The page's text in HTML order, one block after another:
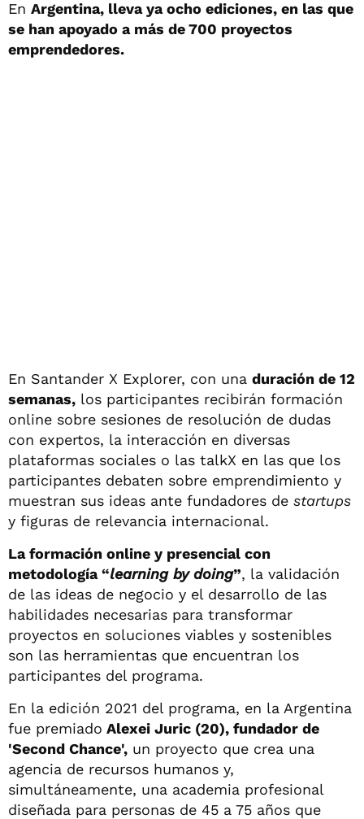
En Argentina, lleva ya ocho ediciones, en las que
se han apoyado a más de 700 proyectos
emprendedores.
En Santander X Explorer, con una duración de 12
semanas, los participantes recibirán formación
online sobre sesiones de resolución de dudas
con expertos, la interacción en diversas
plataformas sociales o las talkX en las que los
participantes debaten sobre emprendimiento y
muestran sus ideas ante fundadores de startups
y figuras de relevancia internacional.
La formación online y presencial con
metodología “learning by doing”, la validación
de las ideas de negocio y el desarrollo de las
habilidades necesarias para transformar
proyectos en soluciones viables y sostenibles
son las herramientas que encuentran los
participantes del programa.
En la edición 2021 del programa, en la Argentina
fue premiado Alexei Juric (20), fundador de
'Second Chance', un proyecto que crea una
agencia de recursos humanos y,
simultáneamente, una academia profesional
diseñada para personas de 45 a 75 años que